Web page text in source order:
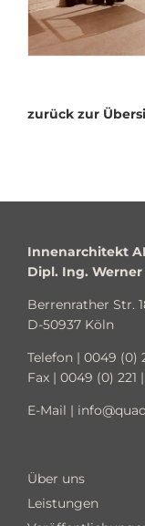
zurück zur
Innenarchitekt
Dipl. Ing. Werner
Berrenrather Str.
D-50937 Köln
Telefon | 0049 (0)
Fax | 0049 (0) 221
E-Mail |
Über uns
Leistungen